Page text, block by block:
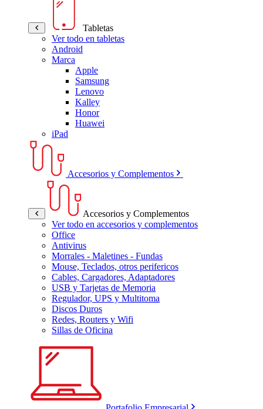
Tabletas
Ver todo en tabletas
Android
Marca
Apple
Samsung
Lenovo
Kalley
Honor
Huawei
iPad
Accesorios y Complementos
Accesorios y Complementos
Ver todo en accesorios y complementos
Office
Antivirus
Morrales - Maletines - Fundas
Mouse, Teclados, otros perifericos
Cables, Cargadores, Adaptadores
USB y Tarjetas de Memoria
Regulador, UPS y Multitoma
Discos Duros
Redes, Routers y Wifi
Sillas de Oficina